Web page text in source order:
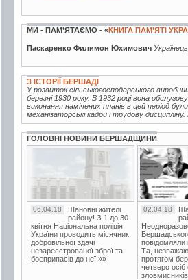
МИ - ПАМ’ЯТАЄМО - «КНИГА ПАМ’ЯТІ
Паскаренко Филимон Юхимович
З ІСТОРІЇ БЕРШАДІ
У розвиток сільськогосподарського
березні 1930 року. В 1932 році вона
виконання намічених планів в цей період
механізаторські кадри і трудову дисципліну.
ГОЛОВНІ НОВИНИ БЕРШАДЩИНИ
06.04.18
Шановні жителі
району! З 1 до 30
квітня Національна поліція
України проводить місячник
добровільної здачі
незареєстрованої зброї та
боєприпасів до неї.»»
02.04.18
Бершадського
повідомляли
Та,
протягом
четверо